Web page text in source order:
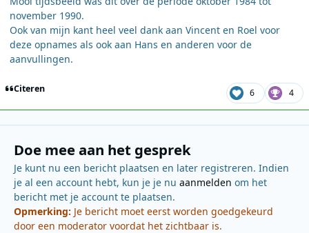
november 1990.
Ook van mijn kant heel veel dank aan Vincent en Roel voor
deze opnames als ook aan Hans en anderen voor de
aanvullingen.
Citeren 6 4
Doe mee aan het gesprek
Je kunt nu een bericht plaatsen en later registreren. Indien
je al een account hebt, kun je je nu aanmelden om het
bericht met je account te plaatsen.
Opmerking: Je bericht moet eerst worden goedgekeurd
door een moderator voordat het zichtbaar is.